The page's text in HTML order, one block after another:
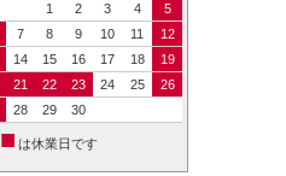
1
2 3 4
5
7 8 9 10 11
12
14 15 16 17 18
19
21 22 23 24 25
26
28 29 30
■ は休業日です